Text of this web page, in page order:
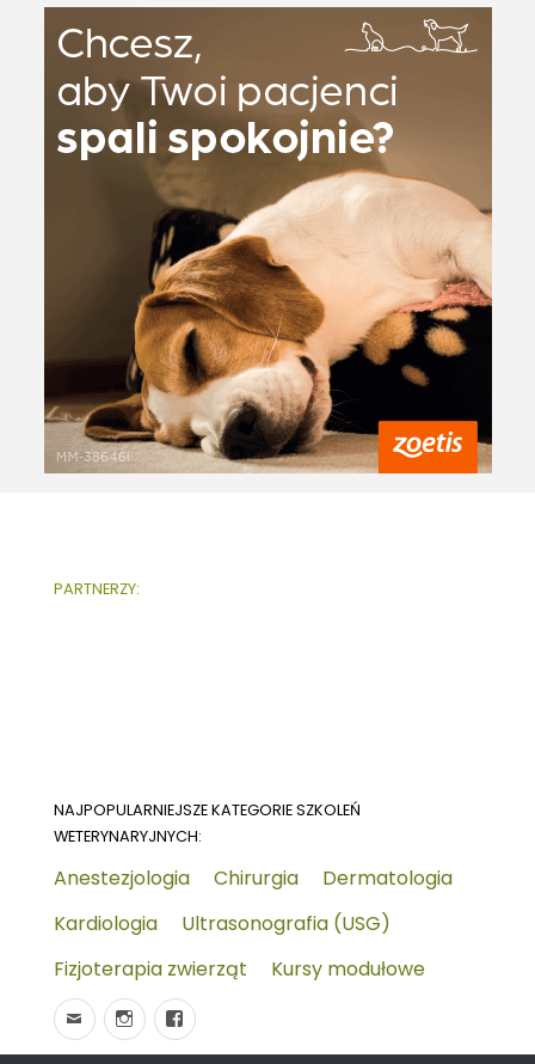
PARTNERZY:
NAJPOPULARNIEJSZE KATEGORIE SZKOLEŃ
WETERYNARYJNYCH:
Anestezjologia Chirurgia
Dermatologia
Kardiologia
Ultrasonografia (USG)
Fizjoterapia zwierząt
Kursy modułowe